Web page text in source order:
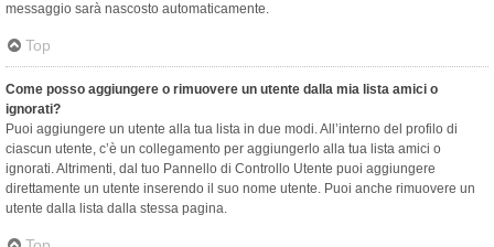
messaggio sarà nascosto automaticamente.
Top
Come posso aggiungere o rimuovere un utente dalla mia lista amici o
ignorati?
Puoi aggiungere un utente alla tua lista in due modi. All’interno del profilo di
ciascun utente, c’è un collegamento per aggiungerlo alla tua lista amici o
ignorati. Altrimenti, dal tuo Pannello di Controllo Utente puoi aggiungere
direttamente un utente inserendo il suo nome utente. Puoi anche rimuovere un
utente dalla lista dalla stessa pagina.